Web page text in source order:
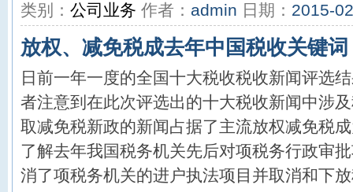
类别： 公司业务 作者： admin 日期： 2015-
放权、减免税成去年中国税收关键词
日前一年一度的全国十大税收税收新闻评选
者注意到在此次评选出的十大税收新闻中涉
取减免税新政的新闻占据了主流放权减免税
了解去年我国税务机关先后对项税务行政审
消了项税务机关的进户执法项目并取消和下